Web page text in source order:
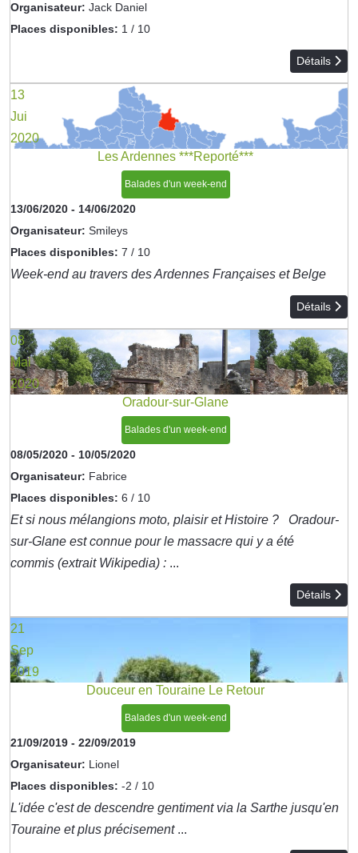
Organisateur: Jack Daniel
Places disponibles: 1 / 10
Détails
13
Jui
2020
Les Ardennes ***Reporté***
Balades d'un week-end
13/06/2020 - 14/06/2020
Organisateur: Smileys
Places disponibles: 7 / 10
Week-end au travers des Ardennes Françaises et Belge
Détails
08
Mai
2020
Oradour-sur-Glane
Balades d'un week-end
08/05/2020 - 10/05/2020
Organisateur: Fabrice
Places disponibles: 6 / 10
Et si nous mélangions moto, plaisir et Histoire ? Oradour-
sur-Glane est connue pour le massacre qui y a été
commis (extrait Wikipedia) : ...
Détails
21
Sep
2019
Douceur en Touraine Le Retour
Balades d'un week-end
21/09/2019 - 22/09/2019
Organisateur: Lionel
Places disponibles: -2 / 10
L'idée c'est de descendre gentiment via la Sarthe jusqu'en
Touraine et plus précisement...